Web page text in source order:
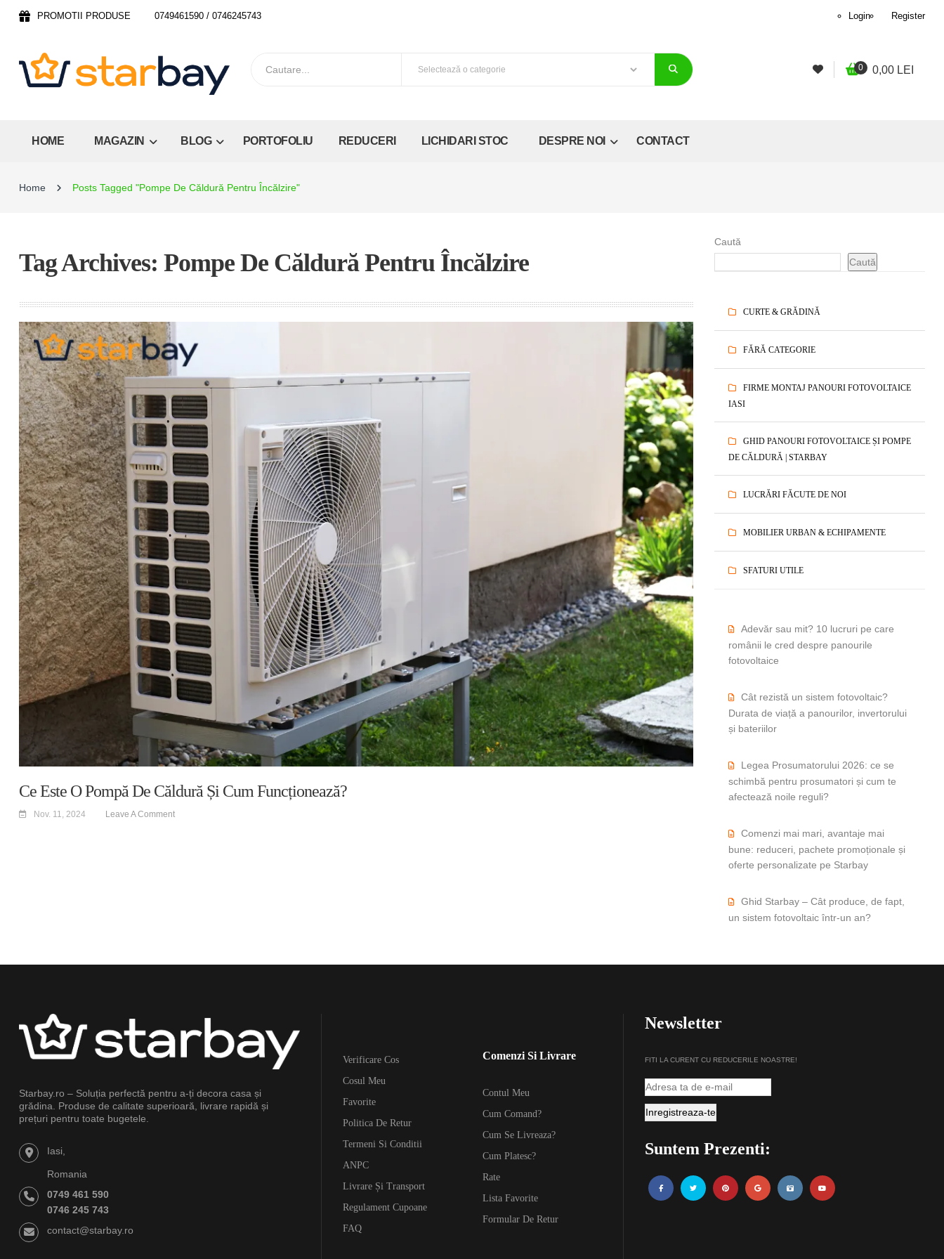
PROMOTII PRODUSE 0749461590 / 0746245743 Login Register
0 0,00 LEI
HOME MAGAZIN BLOG PORTOFOLIU REDUCERI LICHIDARI STOC DESPRE NOI CONTACT
Home Posts Tagged "Pompe De Căldură Pentru Încălzire"
Caută
Caută
CURTE & GRĂDINĂ
FĂRĂ CATEGORIE
FIRME MONTAJ PANOURI FOTOVOLTAICE
IASI
GHID PANOURI FOTOVOLTAICE ȘI POMPE
DE CĂLDURĂ | STARBAY
LUCRĂRI FĂCUTE DE NOI
MOBILIER URBAN & ECHIPAMENTE
SFATURI UTILE
Adevăr sau mit? 10 lucruri pe care
românii le cred despre panourile
fotovoltaice
Cât rezistă un sistem fotovoltaic?
Durata de viață a panourilor, invertorului
și bateriilor
Legea Prosumatorului 2026: ce se
schimbă pentru prosumatori și cum te
afectează noile reguli?
Comenzi mai mari, avantaje mai
bune: reduceri, pachete promoționale și
oferte personalizate pe Starbay
Ghid Starbay – Cât produce, de fapt,
un sistem fotovoltaic într-un an?
Tag Archives: Pompe De Căldură Pentru Încălzire
Ce Este O Pompă De Căldură Și Cum Funcționează?
Nov. 11, 2024 Leave A Comment
Starbay.ro – Soluția perfectă pentru a-ți decora casa și
grădina. Produse de calitate superioară, livrare rapidă și
prețuri pentru toate bugetele.
Iasi,
Romania
0749 461 590
0746 245 743
contact@starbay.ro
Verificare Cos
Cosul Meu
Favorite
Politica De Retur
Termeni Si Conditii
ANPC
Livrare Și Transport
Regulament Cupoane
FAQ
Comenzi Si Livrare
Contul Meu
Cum Comand?
Cum Se Livreaza?
Cum Platesc?
Rate
Lista Favorite
Formular De Retur
Newsletter
FITI LA CURENT CU REDUCERILE NOASTRE!
Suntem Prezenti: